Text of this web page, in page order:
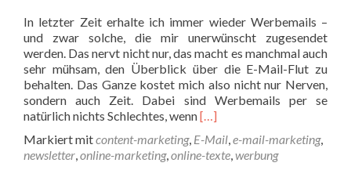
In letzter Zeit erhalte ich immer wieder Werbemails –
und zwar solche, die mir unerwünscht zugesendet
werden. Das nervt nicht nur, das macht es manchmal auch
sehr mühsam, den Überblick über die E-Mail-Flut zu
behalten. Das Ganze kostet mich also nicht nur Nerven,
sondern auch Zeit. Dabei sind Werbemails per se
natürlich nichts Schlechtes, wennRead more about
[…]
Markiert mitcontent-marketing, E-Mail,e-mail-marketing,
newsletter,online-marketing,online-texte,werbung